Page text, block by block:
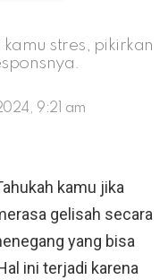
stres, pikirkan
9:21 am
kamu jika
gelisah secara
yang bisa
ini terjadi karena